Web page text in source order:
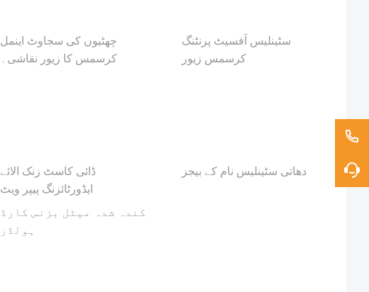
چھٹیوں کی سجاوٹ اینمل
کرسمس کا زیور نقاشی۔
سٹینلیس آفسیٹ پرنٹنگ
کرسمس زیور
ڈائی کاسٹ زنک الائے
ایڈورٹائزنگ پیپر ویٹ
دھاتی سٹینلیس نام کے بیجز
کندہ شدہ میٹل بزنس کارڈ
ہولڈر